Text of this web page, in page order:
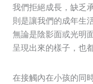
我們拒絕成長，缺乏
則是讓我們的成年生
無論是陰影面或光明
呈現出來的樣子，也
在接觸內在小孩的同